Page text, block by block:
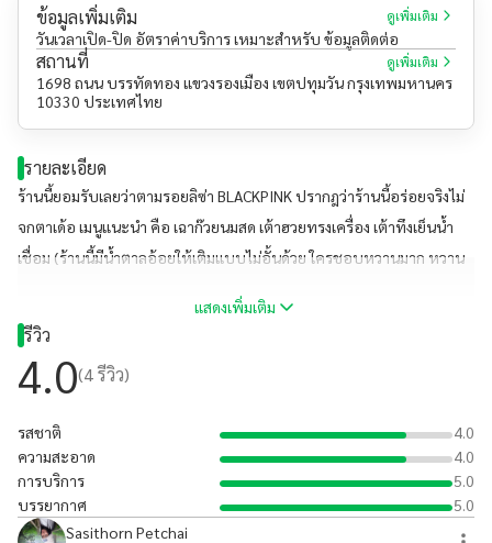
ข้อมูลเพิ่มเติม ดูเพิ่มเติม
วันเวลาเปิด-ปิด อัตราค่าบริการ เหมาะสำหรับ ข้อมูลติดต่อ
สถานที่ ดูเพิ่มเติม
1698 ถนน บรรทัดทอง แขวงรองเมือง เขตปทุมวัน กรุงเทพมหานคร
10330 ประเทศไทย
รายละเอียด
ร้านนี้ยอมรับเลยว่าตามรอยลิซ่า BLACKPINK ปรากฎว่าร้านนี้อร่อยจริงไม่
จกตาเด้อ เมนูแนะนำ คือ เฉาก๊วยนมสด เต้าฮวยทรงเครื่อง เต้าทึงเย็นน้ำ
เชื่อม (ร้านนี้มีน้ำตาลอ้อยให้เติมแบบไม่อั้นด้วย ใครชอบหวานมาก หวาน
กลับบ้านคือ น้ำเต้าหู้เย็นแบบขวด คือดีมากก ทางร้านยังมีเมนูให้เลือกอีก
มากมาย ราคาร้านนี้อยู่ที่ประมาณ 12-150 บาท ร้านนี้มี Delivery ด้วยน๊าา
หากใครไม่อยากไปรอคิวใช้บริการได้ แต่บอกเลยถ้าได้ลองแล้วจะติดใจ มัน
แสดงเพิ่มเติม
รีวิว
4.0(4รีวิว)
รสชาติ
4.0
ความสะอาด
4.0
การบริการ
5.0
บรรยากาศ
5.0
Sasithorn Petchai